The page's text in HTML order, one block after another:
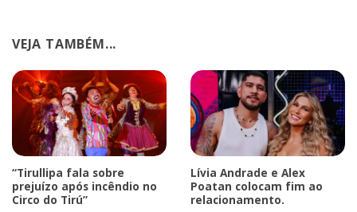
VEJA TAMBÉM...
“Tirullipa fala sobre
prejuízo após incêndio no
Circo do Tirú”
Lívia Andrade e Alex
Poatan colocam fim ao
relacionamento.